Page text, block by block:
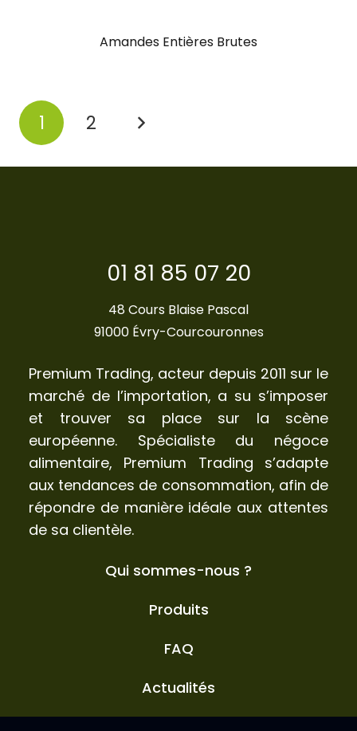
Amandes Entières Brutes
Pagination
des
publications
1 2
01 81 85 07 20
48 Cours Blaise Pascal
91000 Évry-Courcouronnes
Premium Trading, acteur depuis 2011 sur le
marché de l’importation, a su s’imposer
et trouver sa place sur la scène
européenne. Spécialiste du négoce
alimentaire, Premium Trading s’adapte
aux tendances de consommation, afin de
répondre de manière idéale aux attentes
de sa clientèle.
Qui sommes-nous ?
Produits
FAQ
Actualités